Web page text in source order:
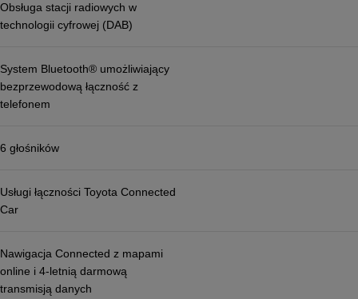
Obsługa stacji radiowych w
technologii cyfrowej (DAB)
System Bluetooth® umożliwiający
bezprzewodową łączność z
telefonem
6 głośników
Usługi łączności Toyota Connected
Car
Nawigacja Connected z mapami
online i 4-letnią darmową
transmisją danych